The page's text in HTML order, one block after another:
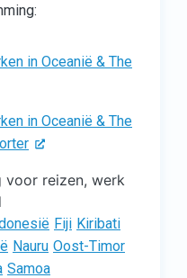
in Oceanië & The
in Oceanië & The
voor reizen, werk
Fiji Kiribati
Nauru Oost-Timor
Samoa